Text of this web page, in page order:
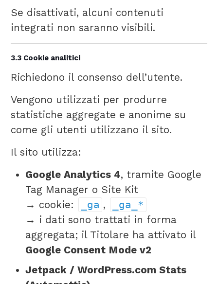
Se disattivati, alcuni contenuti
integrati non saranno visibili.
3.3 Cookie analitici
Richiedono il consenso dell’utente.
Vengono utilizzati per produrre
statistiche aggregate e anonime su
come gli utenti utilizzano il sito.
Il sito utilizza:
Google Analytics 4, tramite Google
Tag Manager o Site Kit
→ cookie:
_ga ,
_ga_*
→ i dati sono trattati in forma
aggregata; il Titolare ha attivato il
Google Consent Mode v2
Jetpack / WordPress.com Stats